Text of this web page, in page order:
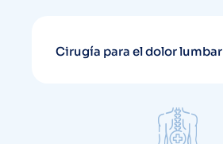
Cirugía para el dolor lumbar